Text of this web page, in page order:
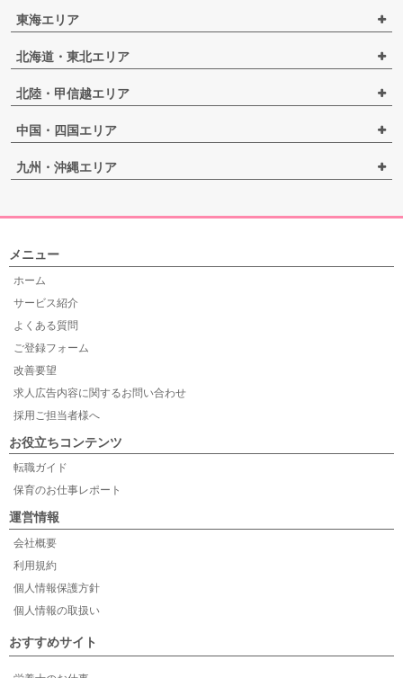
東海エリア
北海道・東北エリア
北陸・甲信越エリア
中国・四国エリア
九州・沖縄エリア
メニュー
ホーム
サービス紹介
よくある質問
ご登録フォーム
改善要望
求人広告内容に関するお問い合わせ
採用ご担当者様へ
お役立ちコンテンツ
転職ガイド
保育のお仕事レポート
運営情報
会社概要
利用規約
個人情報保護方針
個人情報の取扱い
おすすめサイト